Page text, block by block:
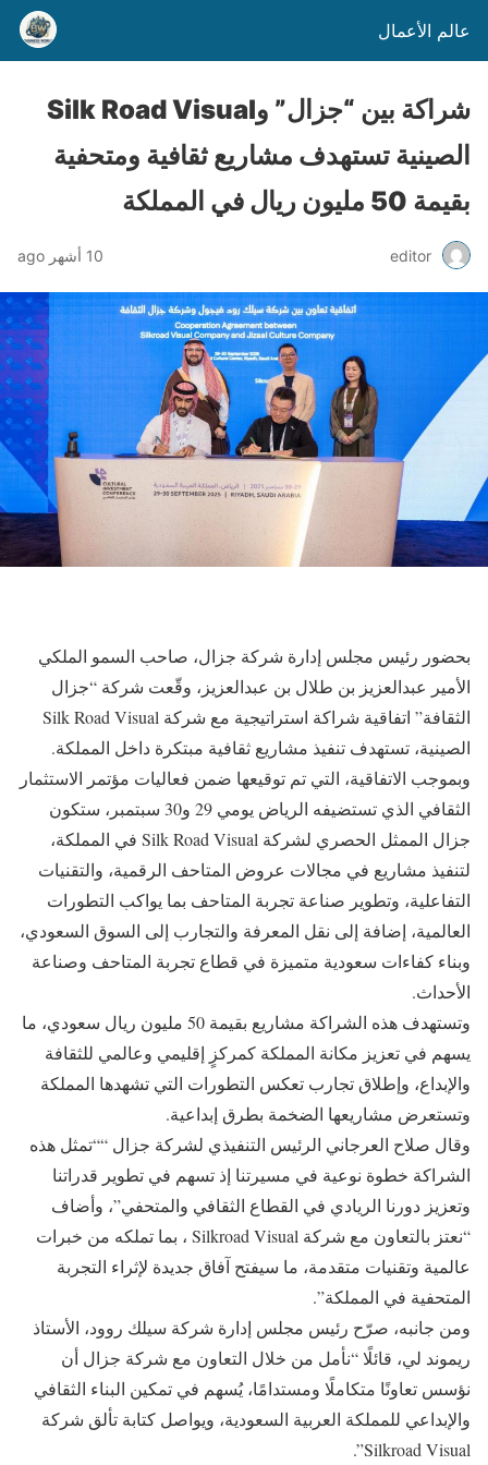
عالم الأعمال
شراكة بين “جزال” وSilk Road Visual
الصينية تستهدف مشاريع ثقافية ومتحفية
بقيمة 50 مليون ريال في المملكة
editor 10 أشهر ago
بحضور رئيس مجلس إدارة شركة جزال، صاحب السمو الملكي
الأمير عبدالعزيز بن طلال بن عبدالعزيز، وقّعت شركة “جزال
الثقافة” اتفاقية شراكة استراتيجية مع شركة Silk Road Visual
الصينية، تستهدف تنفيذ مشاريع ثقافية مبتكرة داخل المملكة.
وبموجب الاتفاقية، التي تم توقيعها ضمن فعاليات مؤتمر الاستثمار
الثقافي الذي تستضيفه الرياض يومي 29 و30 سبتمبر، ستكون
جزال الممثل الحصري لشركة Silk Road Visual في المملكة،
لتنفيذ مشاريع في مجالات عروض المتاحف الرقمية، والتقنيات
التفاعلية، وتطوير صناعة تجربة المتاحف بما يواكب التطورات
العالمية، إضافة إلى نقل المعرفة والتجارب إلى السوق السعودي،
وبناء كفاءات سعودية متميزة في قطاع تجربة المتاحف وصناعة
الأحداث.
وتستهدف هذه الشراكة مشاريع بقيمة 50 مليون ريال سعودي، ما
يسهم في تعزيز مكانة المملكة كمركزٍ إقليمي وعالمي للثقافة
والإبداع، وإطلاق تجارب تعكس التطورات التي تشهدها المملكة
وتستعرض مشاريعها الضخمة بطرق إبداعية.
وقال صلاح العرجاني الرئيس التنفيذي لشركة جزال ““تمثل هذه
الشراكة خطوة نوعية في مسيرتنا إذ تسهم في تطوير قدراتنا
وتعزيز دورنا الريادي في القطاع الثقافي والمتحفي”، وأضاف
“نعتز بالتعاون مع شركة Silkroad Visual ، بما تملكه من خبرات
عالمية وتقنيات متقدمة، ما سيفتح آفاق جديدة لإثراء التجربة
المتحفية في المملكة”.
ومن جانبه، صرّح رئيس مجلس إدارة شركة سيلك روود، الأستاذ
ريموند لي، قائلًا “نأمل من خلال التعاون مع شركة جزال أن
نؤسس تعاونًا متكاملًا ومستدامًا، يُسهم في تمكين البناء الثقافي
والإبداعي للمملكة العربية السعودية، ويواصل كتابة تألق شركة
Silkroad Visual”.